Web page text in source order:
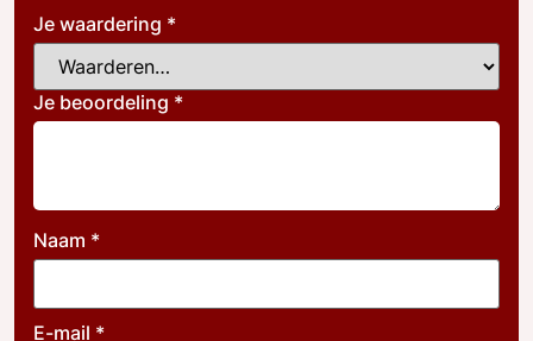
Je waardering *
Je beoordeling *
Naam *
E-mail *